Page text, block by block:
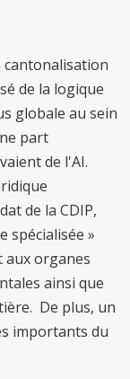
cantonalisation
de la logique
globale au sein
part
de l'AI.
de la CDIP,
spécialisée »
aux organes
ainsi que
De plus, un
importants du